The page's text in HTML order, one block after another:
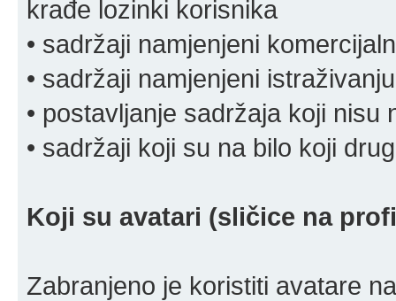
krađe lozinki korisnika
• sadržaji namjenjeni
• sadržaji namjenjeni
• postavljanje sadržaja koji
• sadržaji koji su na bilo koji
Koji su avatari (sličice na
Zabranjeno je koristiti avatare